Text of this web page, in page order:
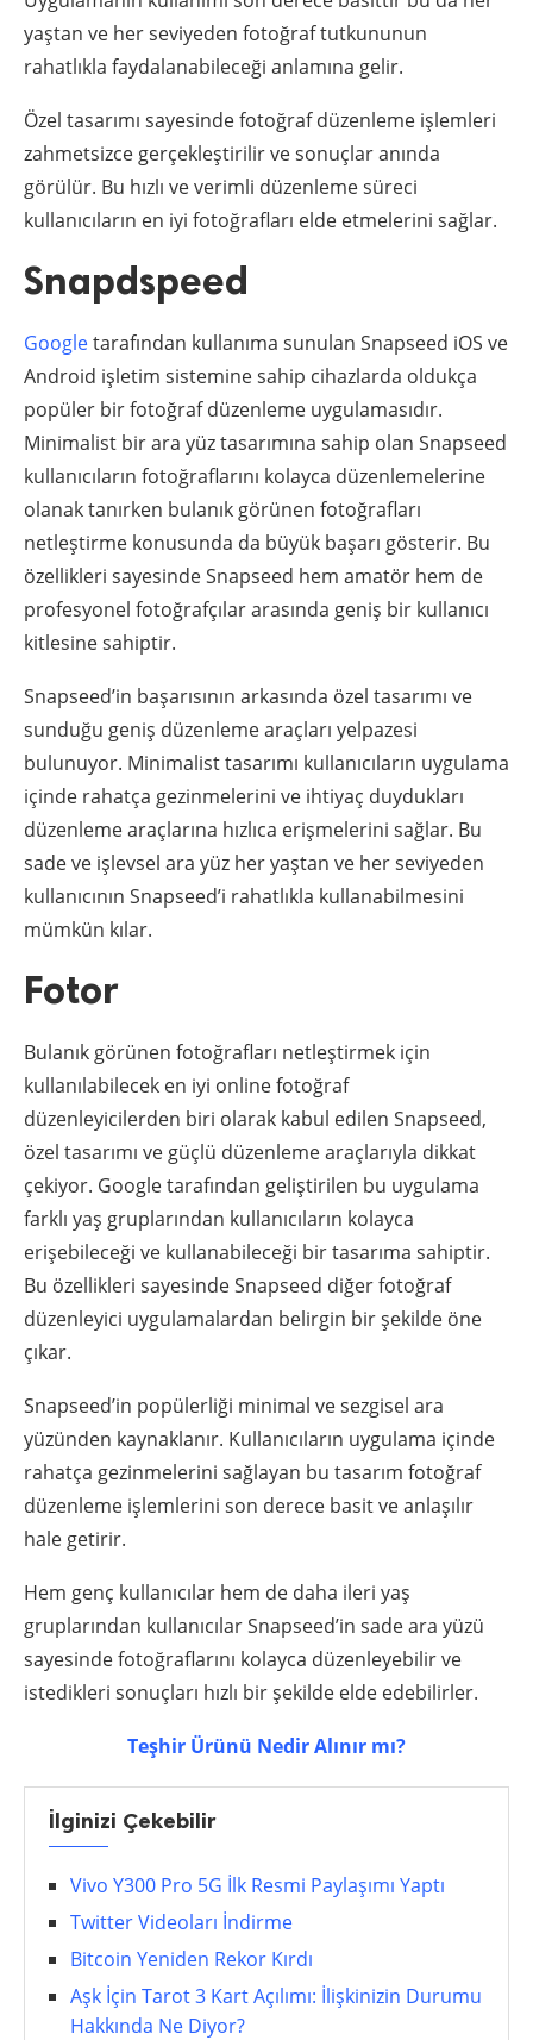
yaştan ve her seviyeden fotoğraf tutkununun
rahatlıkla faydalanabileceği anlamına gelir.
Özel tasarımı sayesinde fotoğraf düzenleme işlemleri
zahmetsizce gerçekleştirilir ve sonuçlar anında
görülür. Bu hızlı ve verimli düzenleme süreci
kullanıcıların en iyi fotoğrafları elde etmelerini sağlar.
Snapdspeed
Googletarafından kullanıma sunulan Snapseed iOS ve
Android işletim sistemine sahip cihazlarda oldukça
popüler bir fotoğraf düzenleme uygulamasıdır.
Minimalist bir ara yüz tasarımına sahip olan Snapseed
kullanıcıların fotoğraflarını kolayca düzenlemelerine
olanak tanırken bulanık görünen fotoğrafları
netleştirme konusunda da büyük başarı gösterir. Bu
özellikleri sayesinde Snapseed hem amatör hem de
profesyonel fotoğrafçılar arasında geniş bir kullanıcı
kitlesine sahiptir.
Snapseed’in başarısının arkasında özel tasarımı ve
sunduğu geniş düzenleme araçları yelpazesi
bulunuyor. Minimalist tasarımı kullanıcıların uygulama
içinde rahatça gezinmelerini ve ihtiyaç duydukları
düzenleme araçlarına hızlıca erişmelerini sağlar. Bu
sade ve işlevsel ara yüz her yaştan ve her seviyeden
kullanıcının Snapseed’i rahatlıkla kullanabilmesini
mümkün kılar.
Fotor
Bulanık görünen fotoğrafları netleştirmek için
kullanılabilecek en iyi online fotoğraf
düzenleyicilerden biri olarak kabul edilen Snapseed,
özel tasarımı ve güçlü düzenleme araçlarıyla dikkat
çekiyor. Google tarafından geliştirilen bu uygulama
farklı yaş gruplarından kullanıcıların kolayca
erişebileceği ve kullanabileceği bir tasarıma sahiptir.
Bu özellikleri sayesinde Snapseed diğer fotoğraf
düzenleyici uygulamalardan belirgin bir şekilde öne
çıkar.
Snapseed’in popülerliği minimal ve sezgisel ara
yüzünden kaynaklanır. Kullanıcıların uygulama içinde
rahatça gezinmelerini sağlayan bu tasarım fotoğraf
düzenleme işlemlerini son derece basit ve anlaşılır
hale getirir.
Hem genç kullanıcılar hem de daha ileri yaş
gruplarından kullanıcılar Snapseed’in sade ara yüzü
sayesinde fotoğraflarını kolayca düzenleyebilir ve
istedikleri sonuçları hızlı bir şekilde elde edebilirler.
Teşhir Ürünü Nedir Alınır mı?
İlginizi Çekebilir
Vivo Y300 Pro 5G İlk Resmi Paylaşımı Yaptı
Twitter Videoları İndirme
Bitcoin Yeniden Rekor Kırdı
Aşk İçin Tarot 3 Kart Açılımı: İlişkinizin Durumu
Hakkında Ne Diyor?